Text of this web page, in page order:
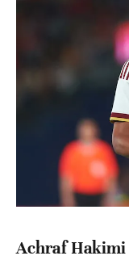
Achraf